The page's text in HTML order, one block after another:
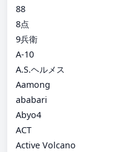
88
8点
9兵衛
A-10
A.S.ヘルメス
Aamong
ababari
Abyo4
ACT
Active Volcano